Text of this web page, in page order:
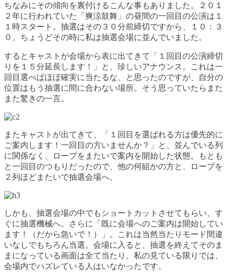
ちなみにその傾向を裏付けるこんな事もありました。２０１
２年に行われていた「爽涼鼓舞」の昼間の一回目の公演は１
１時スタート。抽選はその３０分前締切ですから、１０：３
０。ちょうどその時に私は抽選会場に並んでいました。
するとキャストが会場から表に出てきて「１回目の公演締切
りを１５分延長します！」と、珍しいアナウンス。これは一
回目選べばほぼ確実に当たるな、と思ったのですが、自分の
位置はもう抽選に間に合わない場所。そう思っていたらまた
また驚きの一言。
またキャストが出てきて、「１回目を選ばれる方は優先的に
ご案内します！一回目の方いませんか？」と、並んでいる列
に関係なく、ロープをまたいで案内を開始した状態。もとも
と一回目のつもりだったので、他の何組かの方と、ロープを
２列ほどまたいで抽選会場へ。
しかも、抽選会場の中でもショートカットさせてもらい、す
ぐに抽選機械へ。さらに「既に会場へのご案内は開始してい
ます！（だから急いで！）」。これは当然当たりモード間違
いなしでもちろん当選。会場に入ると、抽選を終えてそのま
まになっている画面は全て当たり。私の見ている限りでは、
会場内でハズレている人はいなかったです。